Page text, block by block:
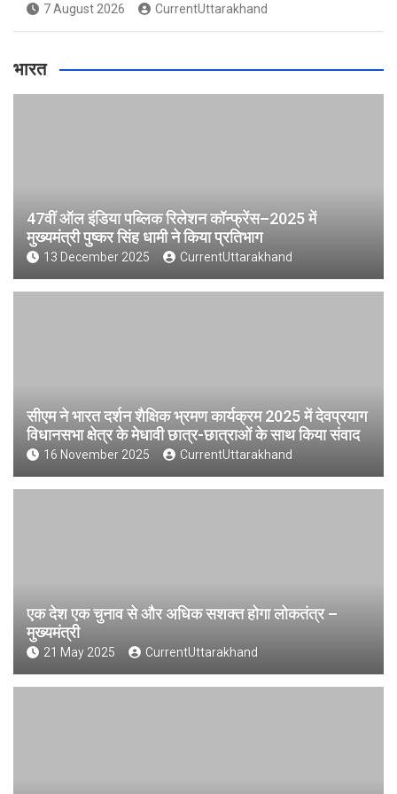
7 August 2026 CurrentUttarakhand
भारत
47वीं ऑल इंडिया पब्लिक रिलेशन कॉन्फ्रेंस–2025 में
मुख्यमंत्री पुष्कर सिंह धामी ने किया प्रतिभाग
13 December 2025 CurrentUttarakhand
सीएम ने भारत दर्शन शैक्षिक भ्रमण कार्यक्रम 2025 में देवप्रयाग
विधानसभा क्षेत्र के मेधावी छात्र-छात्राओं के साथ किया संवाद
16 November 2025 CurrentUttarakhand
एक देश एक चुनाव से और अधिक सशक्त होगा लोकतंत्र –
मुख्यमंत्री
21 May 2025 CurrentUttarakhand